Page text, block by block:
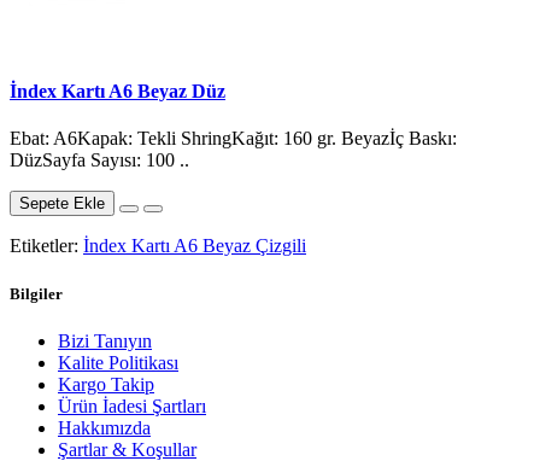
İndex Kartı A6 Beyaz Düz
Ebat: A6Kapak: Tekli ShringKağıt: 160 gr. Beyazİç Baskı:
DüzSayfa Sayısı: 100 ..
Sepete Ekle
Etiketler: İndex Kartı A6 Beyaz Çizgili
Bilgiler
Bizi Tanıyın
Kalite Politikası
Kargo Takip
Ürün İadesi Şartları
Hakkımızda
Şartlar & Koşullar